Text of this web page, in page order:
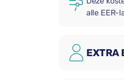
alle EER-
EXTRA